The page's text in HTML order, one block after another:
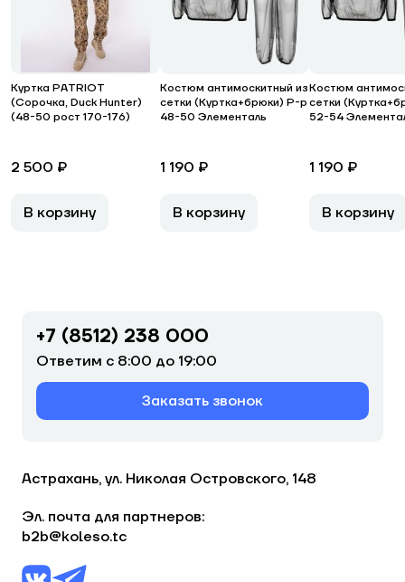
Куртка PATRIOT
(Сорочка, Duck Hunter)
(48-50 рост 170-176)
2 500 ₽
В корзину
Костюм антимоскитный из
сетки (Куртка+брюки) Р-р
48-50 Элементаль
1 190 ₽
В корзину
Костюм
сетки
52-54
1 190 ₽
В корзину
+7 (8512) 238 000
Ответим с 8:00 до 19:00
Заказать звонок
Астрахань, ул. Николая Островского, 148
Эл. почта для партнеров:
b2b@koleso.tc